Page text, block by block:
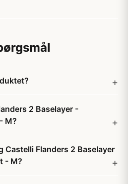
2 Baselayer -
M?
Flanders 2 Baselayer
- M?